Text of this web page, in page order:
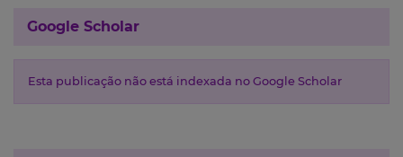
Google Scholar
Esta publicação não está indexada no Google Scholar